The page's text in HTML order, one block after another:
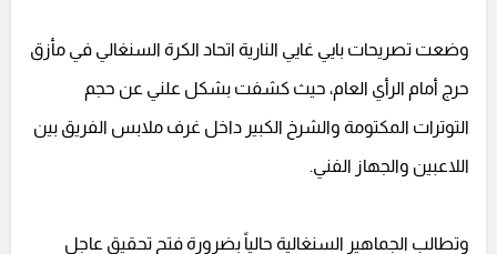
وضعت تصريحات بايي غايي النارية اتحاد الكرة السنغالي في مأزق
حرج أمام الرأي العام، حيث كشفت بشكل علني عن حجم
التوترات المكتومة والشرخ الكبير داخل غرف ملابس الفريق بين
اللاعبين والجهاز الفني.
وتطالب الجماهير السنغالية حالياً بضرورة فتح تحقيق عاجل